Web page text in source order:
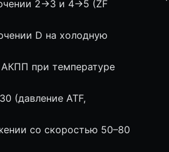
2→3 и 4→5 (ZF
D на холодную
при температуре
(давление ATF,
со скоростью 50–80